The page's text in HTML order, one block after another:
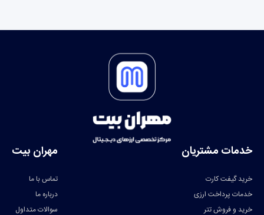
خدمات مشتریان
خرید گیفت کارت
خدمات پرداخت ارزی
خرید و فروش تتر
مهران بیت
تماس با ما
درباره ما
سوالات متداول